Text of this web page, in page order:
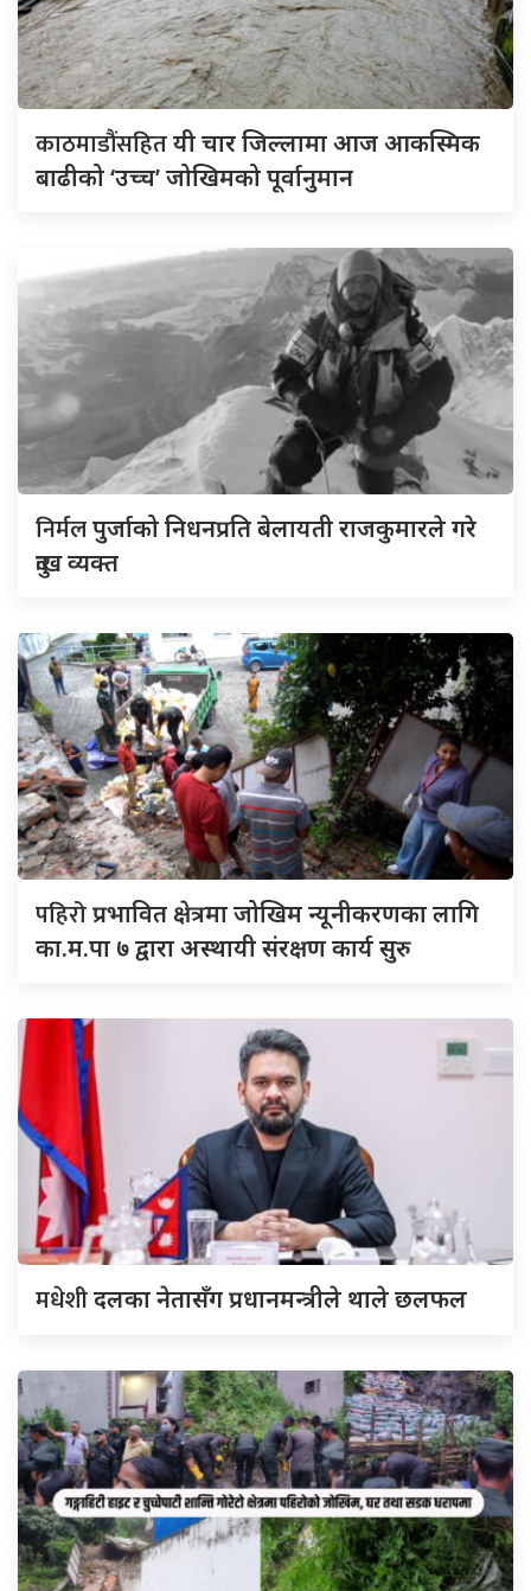
काठमाडौंसहितयी चार जिल्लामा आज आकस्मिक
बाढीको ‘उच्च’ जोखिमको पूर्वानुमान
निर्मलपुर्जाको निधनप्रति बेलायती राजकुमारले गरे
दुःख व्यक्त
पहिरोप्रभावित क्षेत्रमा जोखिम न्यूनीकरणका लागि
का.म.पा ७ द्वारा अस्थायी संरक्षण कार्य सुरु
मधेशीदलका नेतासँग प्रधानमन्त्रीले थाले छलफल